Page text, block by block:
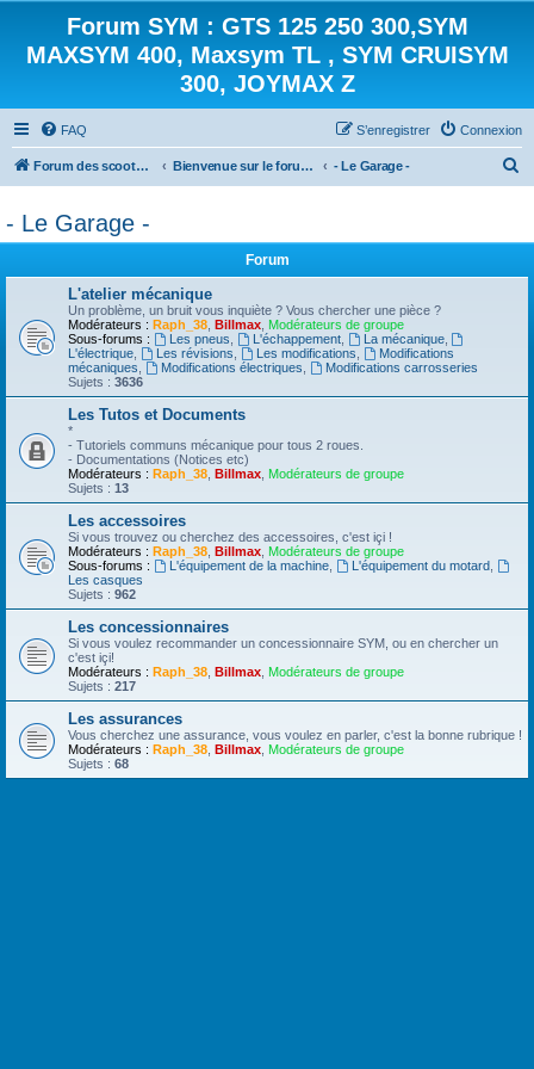
Forum SYM : GTS 125 250 300,SYM
MAXSYM 400, Maxsym TL , SYM CRUISYM
300, JOYMAX Z
FAQ Connexion
S’enregistrer
Forum des scooters SYM - GTS -MAXSYM - CRUISYM - JOYMAX - Maxsym TL Bienvenue sur le forum des scooters de la gamme SYM - Le Garage -
e
e
- Le Garage -
Forum
L'atelier mécanique
Un problème, un bruit vous inquiète ? Vous chercher une pièce ?
Modérateurs : Raph_38 Billmax Modérateurs de groupe
Sous-forums :
Les pneus L'échappement, La mécanique,
L'électrique
Les révisions Les modifications
Modifications
mécaniques
Modifications électriques
Modifications carrosseries
Sujets : 3636
Les Tutos et Documents
*
- Tutoriels communs mécanique pour tous 2 roues.
- Documentations (Notices etc)
Modérateurs : Raph_38 Billmax Modérateurs de groupe
Sujets : 13
Les accessoires
Si vous trouvez ou cherchez des accessoires, c'est içi !
Modérateurs : Raph_38 Billmax Modérateurs de groupe
Sous-forums :
L'équipement de la machine, L'équipement du motard,
Les casques
Sujets : 962
Les concessionnaires
Si vous voulez recommander un concessionnaire SYM, ou en chercher un
c'est içi!
Modérateurs : Raph_38 Billmax Modérateurs de groupe
Sujets : 217
Les assurances
Vous cherchez une assurance, vous voulez en parler, c'est la bonne rubrique !
Modérateurs : Raph_38 Billmax Modérateurs de groupe
Sujets : 68